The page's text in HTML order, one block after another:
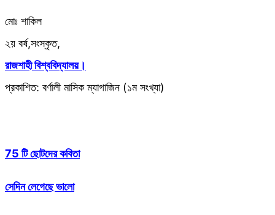
মোঃ শাকিল
২য় বর্ষ,সংস্কৃত,
রাজশাহী বিশ্ববিদ্যালয়।
প্রকাশিত: বর্ণালী মাসিক ম্যাগাজিন (১ম সংখ্যা)
75 টি ছোটদের কবিতা
সেদিন লেগেছে ভালো